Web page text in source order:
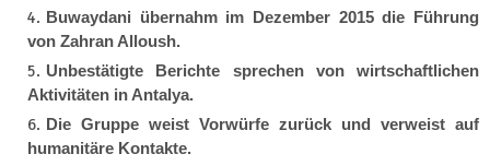
Buwaydani übernahm im Dezember 2015 die Führung
von Zahran Alloush.
Unbestätigte Berichte sprechen von wirtschaftlichen
Aktivitäten in Antalya.
Die Gruppe weist Vorwürfe zurück und verweist auf
humanitäre Kontakte.